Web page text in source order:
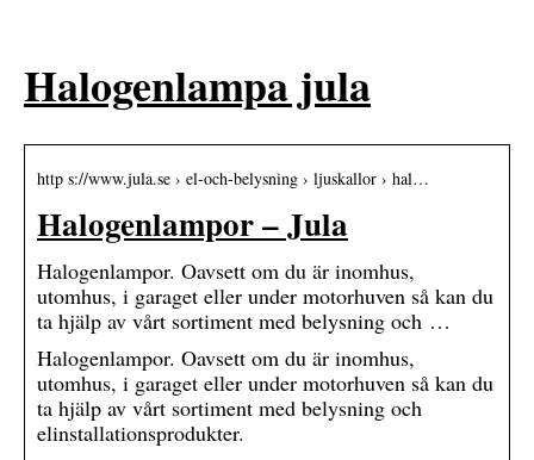
Halogenlampa jula
http s://www.jula.se › el-och-belysning › ljuskallor › hal…
Halogenlampor – Jula
Halogenlampor. Oavsett om du är inomhus,
utomhus, i garaget eller under motorhuven så kan du
ta hjälp av vårt sortiment med belysning och …
Halogenlampor. Oavsett om du är inomhus,
utomhus, i garaget eller under motorhuven så kan du
ta hjälp av vårt sortiment med belysning och
elinstallationsprodukter.